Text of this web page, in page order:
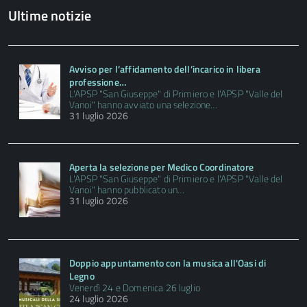
Ultime notizie
Avviso per l’affidamento dell’incarico in libera
professione…
L'APSP "San Giuseppe" di Primiero e l'APSP "Valle del
Vanoi" hanno avviato una selezione…
31 luglio 2026
Aperta la selezione per Medico Coordinatore
L'APSP "San Giuseppe" di Primiero e l'APSP "Valle del
Vanoi" hanno pubblicato un…
31 luglio 2026
Doppio appuntamento con la musica all'Oasi di
Legno
Venerdì 24 e Domenica 26 luglio
24 luglio 2026